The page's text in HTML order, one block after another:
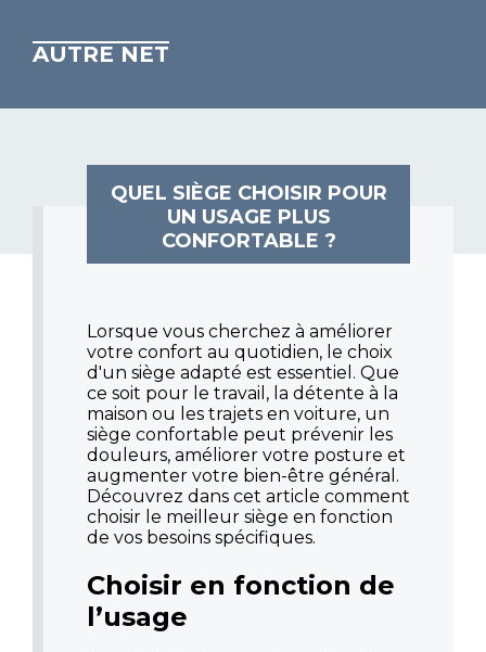
AUTRE NET
QUEL SIÈGE CHOISIR POUR
UN USAGE PLUS
CONFORTABLE ?
Lorsque vous cherchez à améliorer
votre confort au quotidien, le choix
d'un siège adapté est essentiel. Que
ce soit pour le travail, la détente à la
maison ou les trajets en voiture, un
siège confortable peut prévenir les
douleurs, améliorer votre posture et
augmenter votre bien-être général.
Découvrez dans cet article comment
choisir le meilleur siège en fonction
de vos besoins spécifiques.
Choisir en fonction de
l’usage